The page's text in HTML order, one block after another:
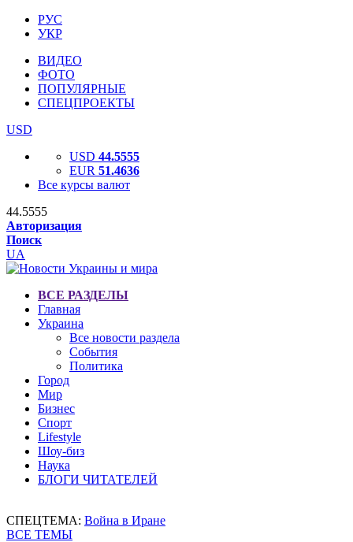
РУС
УКР
ВИДЕО
ФОТО
ПОПУЛЯРНЫЕ
СПЕЦПРОЕКТЫ
USD
USD 44.5555
EUR 51.4636
Все курсы валют
44.5555
Авторизация
Поиск
UA
ВСЕ РАЗДЕЛЫ
Главная
Украина
Все новости раздела
События
Политика
Город
Мир
Бизнес
Спорт
Lifestyle
Шоу-биз
Наука
БЛОГИ ЧИТАТЕЛЕЙ
СПЕЦТЕМА: Война в Иране
ВСЕ ТЕМЫ